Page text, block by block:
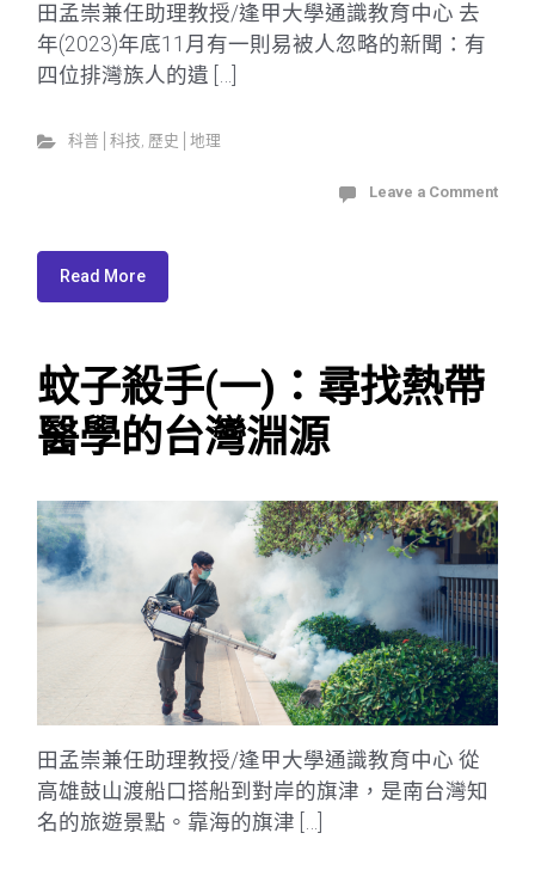
田孟崇兼任助理教授/逢甲大學通識教育中心 去
年(2023)年底11月有一則易被人忽略的新聞：有
四位排灣族人的遺 […]
科普│科技, 歷史│地理
Leave a Comment
Read More
蚊子殺手(一)：尋找熱帶
醫學的台灣淵源
田孟崇兼任助理教授/逢甲大學通識教育中心 從
高雄鼓山渡船口搭船到對岸的旗津，是南台灣知
名的旅遊景點。靠海的旗津 […]